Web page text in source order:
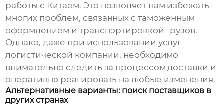
работы с Китаем. Это позволяет нам избежать
многих проблем, связанных с таможенным
оформлением и транспортировкой грузов.
Однако, даже при использовании услуг
логистической компании, необходимо
внимательно следить за процессом доставки и
оперативно реагировать на любые изменения.
Альтернативные варианты: поиск поставщиков в
других странах